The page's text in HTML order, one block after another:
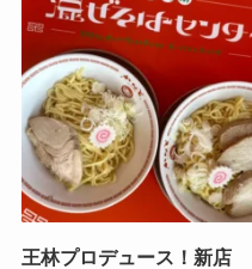
王林プロデュース！新店